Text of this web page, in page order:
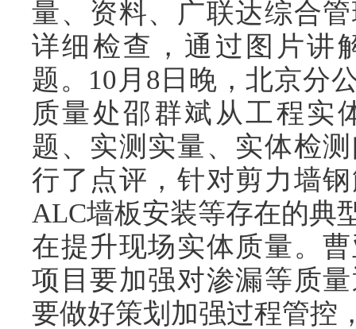
量、资料、广联达综合
详细检查，通过图片讲
题。10月8日晚，北京分
质量处邵群斌从工程实
题、实测实量、实体检
行了点评，针对剪力墙
ALC墙板安装等存在的典
在提升现场实体质量。
项目要加强对渗漏等质
要做好策划加强过程管控